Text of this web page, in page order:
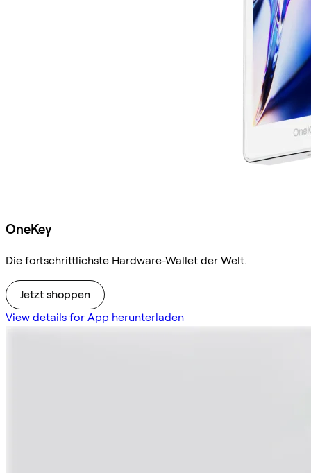
OneKey
Die fortschrittlichste Hardware-Wallet der Welt.
Jetzt shoppen
View details for App herunterladen